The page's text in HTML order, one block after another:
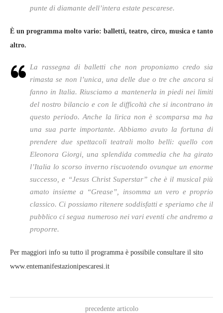
punte di diamante dell’intera estate pescarese.
È un programma molto vario: balletti, teatro, circo, musica e tanto
altro.
La rassegna di balletti che non proponiamo credo sia
rimasta se non l’unica, una delle due o tre che ancora si
fanno in Italia. Riusciamo a mantenerla in piedi nei limiti
del nostro bilancio e con le difficoltà che si incontrano in
questo periodo. Anche la lirica non è scomparsa ma ha
una sua parte importante. Abbiamo avuto la fortuna di
prendere due spettacoli teatrali molto belli: quello con
Eleonora Giorgi, una splendida commedia che ha girato
l’Italia lo scorso inverno riscuotendo ovunque un enorme
successo, e “Jesus Christ Superstar” che è il musical più
amato insieme a “Grease”, insomma un vero e proprio
classico. Ci possiamo ritenere soddisfatti e speriamo che il
pubblico ci segua numeroso nei vari eventi che andremo a
proporre.
Per maggiori info su tutto il programma è possibile consultare il sito
www.entemanifestazionipescaresi.it
precedente articolo